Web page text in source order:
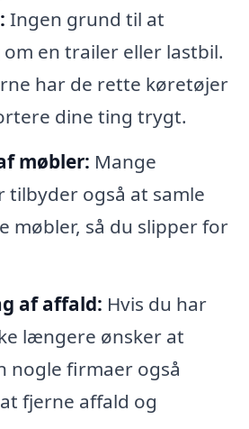
Ingen grund til at
en trailer eller lastbil.
har de rette køretøjer
dine ting trygt.
møbler: Mange
også at samle
møbler, så du slipper for
af affald: Hvis du har
længere ønsker at
nogle firmaer også
fjerne affald og